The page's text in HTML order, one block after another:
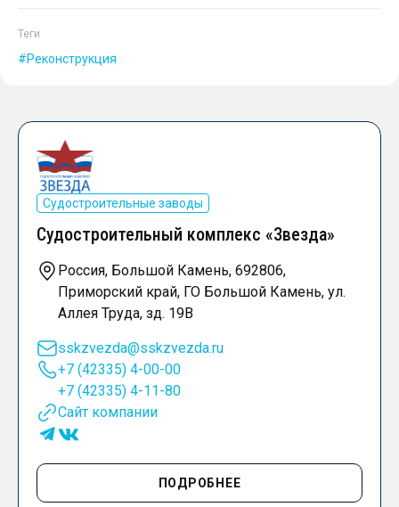
Теги
Реконструкция
Судостроительные заводы
Судостроительный комплекс «Звезда»
Россия, Большой Камень, 692806,
Приморский край, ГО Большой Камень, ул.
Аллея Труда, зд. 19В
sskzvezda@sskzvezda.ru
+7 (42335) 4-00-00
+7 (42335) 4-11-80
Сайт компании
ПОДРОБНЕЕ